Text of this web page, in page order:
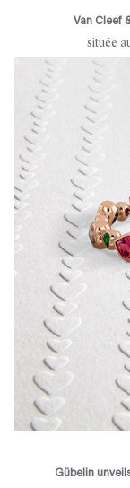
Van Cleef
située
Gübelin